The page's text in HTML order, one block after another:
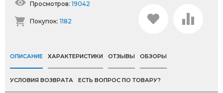
Просмотров: 19042
Покупок: 1182
ОПИСАНИЕ ХАРАКТЕРИСТИКИ ОТЗЫВЫ ОБЗОРЫ
УСЛОВИЯ ВОЗВРАТА ЕСТЬ ВОПРОС ПО ТОВАРУ?